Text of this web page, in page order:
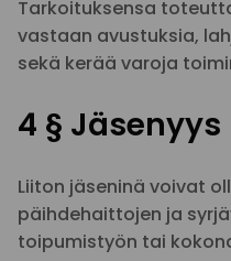
Tarkoituksensa
vastaan avustuksia,
sekä kerää varoja
4 § Jäsenyys
Liiton jäseninä voivat
päihdehaittojen ja
toipumistyön tai